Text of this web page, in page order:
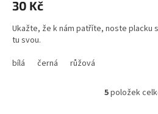
30 Kč
Ukažte, že k nám patříte, noste placku
tu svou.
bílá
černá růžová
O
5položek